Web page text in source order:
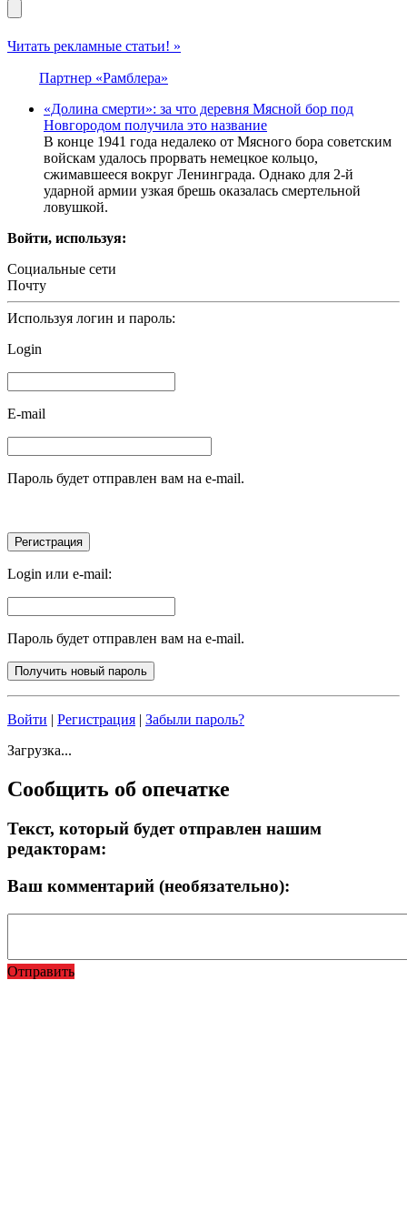
Читать рекламные статьи! »
Партнер «Рамблера»
«Долина смерти»: за что деревня Мясной бор под
Новгородом получила это название
В конце 1941 года недалеко от Мясного бора советским
войскам удалось прорвать немецкое кольцо,
сжимавшееся вокруг Ленинграда. Однако для 2-й
ударной армии узкая брешь оказалась смертельной
ловушкой.
Войти, используя:
Социальные сети
Почту
Используя логин и пароль:
Login
E-mail
Пароль будет отправлен вам на e-mail.
Login или e-mail:
Пароль будет отправлен вам на e-mail.
Войти | Регистрация | Забыли пароль?
Загрузка...
Сообщить об опечатке
Текст, который будет отправлен нашим
редакторам:
Ваш комментарий (необязательно):
Отправить